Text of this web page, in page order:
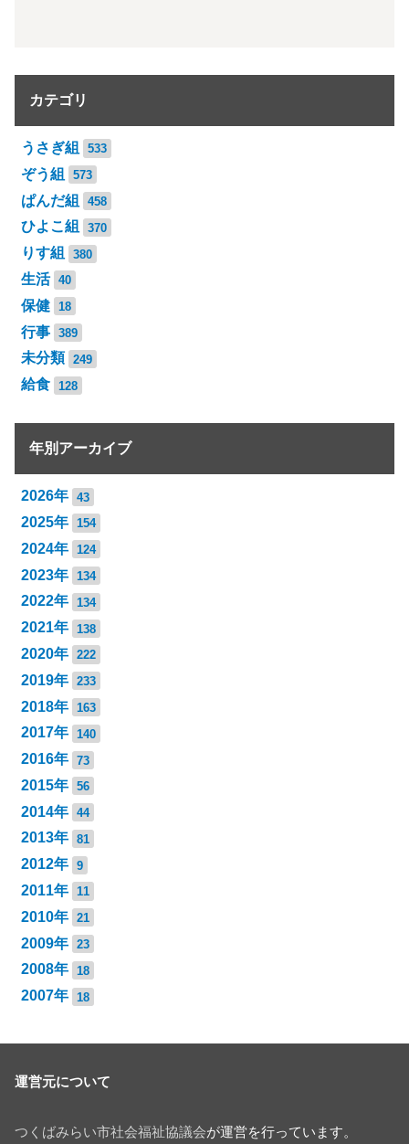
カテゴリ
うさぎ組 533
ぞう組 573
ぱんだ組 458
ひよこ組 370
りす組 380
生活 40
保健 18
行事 389
未分類 249
給食 128
年別アーカイブ
2026年 43
2025年 154
2024年 124
2023年 134
2022年 134
2021年 138
2020年 222
2019年 233
2018年 163
2017年 140
2016年 73
2015年 56
2014年 44
2013年 81
2012年 9
2011年 11
2010年 21
2009年 23
2008年 18
2007年 18
運営元について
つくばみらい市社会福祉協議会が運営を行っています。